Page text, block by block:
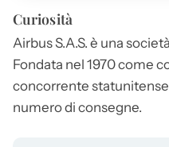
Curiosità
AirbusS.A.S. è una
Fondata nel 1970 come
concorrente
numero di consegne.